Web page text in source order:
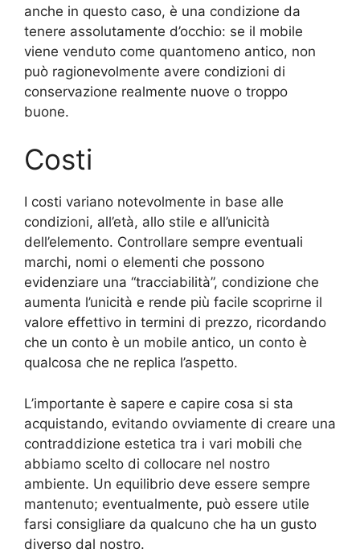
anche in questo caso, è una condizione da
tenere assolutamente d’occhio: se il mobile
viene venduto come quantomeno antico, non
può ragionevolmente avere condizioni di
conservazione realmente nuove o troppo
buone.
Costi
I costi variano notevolmente in base alle
condizioni, all’età, allo stile e all’unicità
dell’elemento. Controllare sempre eventuali
marchi, nomi o elementi che possono
evidenziare una “tracciabilità”, condizione che
aumenta l’unicità e rende più facile scoprirne il
valore effettivo in termini di prezzo, ricordando
che un conto è un mobile antico, un conto è
qualcosa che ne replica l’aspetto.
L’importante è sapere e capire cosa si sta
acquistando, evitando ovviamente di creare una
contraddizione estetica tra i vari mobili che
abbiamo scelto di collocare nel nostro
ambiente. Un equilibrio deve essere sempre
mantenuto; eventualmente, può essere utile
farsi consigliare da qualcuno che ha un gusto
diverso dal nostro.